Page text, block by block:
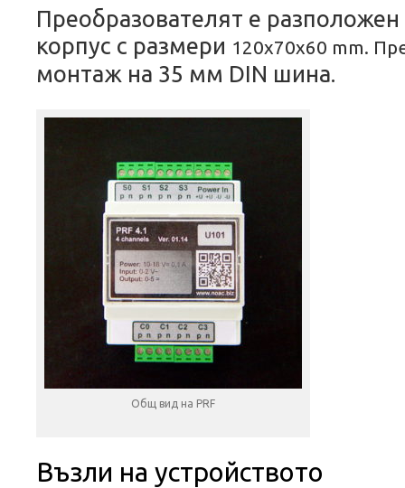
Преобразователят е разположен
корпус с размери 120x70x60 mm.
монтаж на 35 мм DIN шина.
Общ вид на PRF
Възли на устройството